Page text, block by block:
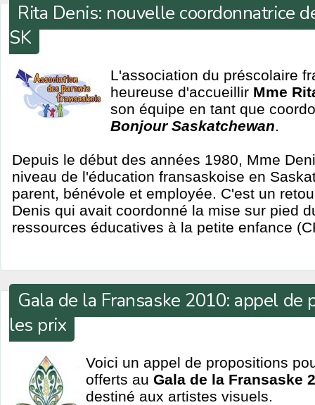
Rita Denis: nouvelle coordonnatrice
SK
L'association du préscolaire
heureuse d'accueillir Mme
son équipe en tant que
Bonjour Saskatchewan.
Depuis le début des années 1980, Mme
niveau de l'éducation fransaskoise en
parent, bénévole et employée. C'est un
Denis qui avait coordonné la mise sur pied
ressources éducatives à la petite enfance
Gala de la Fransaske 2010: appel de
les prix
Voici un appel de propositions
offerts au Gala de la Fransaske
destiné aux artistes visuels.